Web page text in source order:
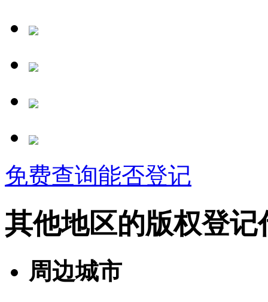
免费查询能否登记
其他地区的版权登记
周边城市